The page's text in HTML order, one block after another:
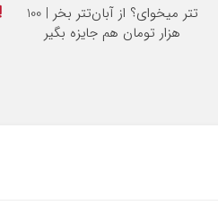
تتر میخوای؟ از آبان‌تتر بخر | 100
هزار تومان هم جایزه بگیر